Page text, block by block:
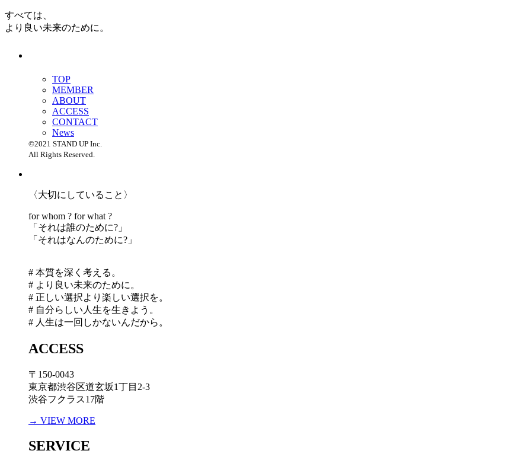
すべては、
より良い未来のために。
TOP
MEMBER
ABOUT
ACCESS
CONTACT
News
©2021 STAND UP Inc.
All Rights Reserved.
〈大切にしていること〉
for whom ? for what ?
「 それは誰のために?」
「 それはなんのために?」
# 本質を深く考える。
# より良い未来のために。
# 正しい選択より楽しい選択を。
# 自分らしい人生を生きよう。
# 人生は一回しかないんだから。
ACCESS
〒150-0043
東京都渋谷区道玄坂1丁目2-3
渋谷フクラス17階
→ VIEW MORE
SERVICE